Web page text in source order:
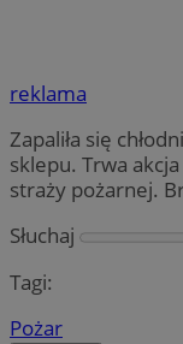
reklama
Zapaliła się
sklepu. Trwa
straży pożarnej.
Słuchaj
Tagi:
Pożar